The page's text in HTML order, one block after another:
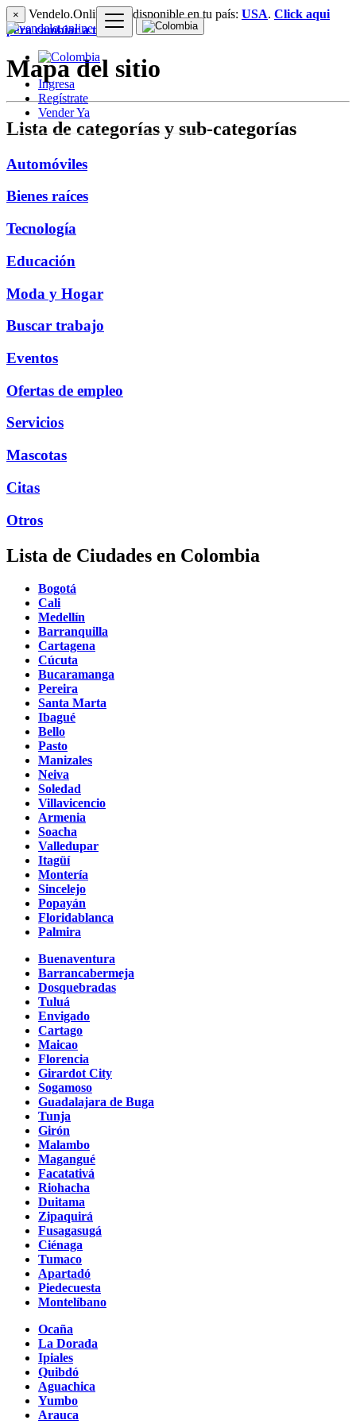
Ingresa
Regístrate
Vender Ya
× Vendelo.Online esta disponible en tu país: USA. Click aqui
para cambiar a tu país
Mapa del sitio
Lista de categorías y sub-categorías
Automóviles
Bienes raíces
Tecnología
Educación
Moda y Hogar
Buscar trabajo
Eventos
Ofertas de empleo
Servicios
Mascotas
Citas
Otros
Lista de Ciudades en Colombia
Bogotá
Cali
Medellín
Barranquilla
Cartagena
Cúcuta
Bucaramanga
Pereira
Santa Marta
Ibagué
Bello
Pasto
Manizales
Neiva
Soledad
Villavicencio
Armenia
Soacha
Valledupar
Itagüí
Montería
Sincelejo
Popayán
Floridablanca
Palmira
Buenaventura
Barrancabermeja
Dosquebradas
Tuluá
Envigado
Cartago
Maicao
Florencia
Girardot City
Sogamoso
Guadalajara de Buga
Tunja
Girón
Malambo
Magangué
Facatativá
Riohacha
Duitama
Zipaquirá
Fusagasugá
Ciénaga
Tumaco
Apartadó
Piedecuesta
Montelíbano
Ocaña
La Dorada
Ipiales
Quibdó
Aguachica
Yumbo
Arauca